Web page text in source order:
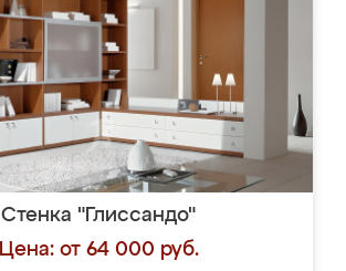
Стенка "Глиссандо"
Цена: от 64 000 руб.